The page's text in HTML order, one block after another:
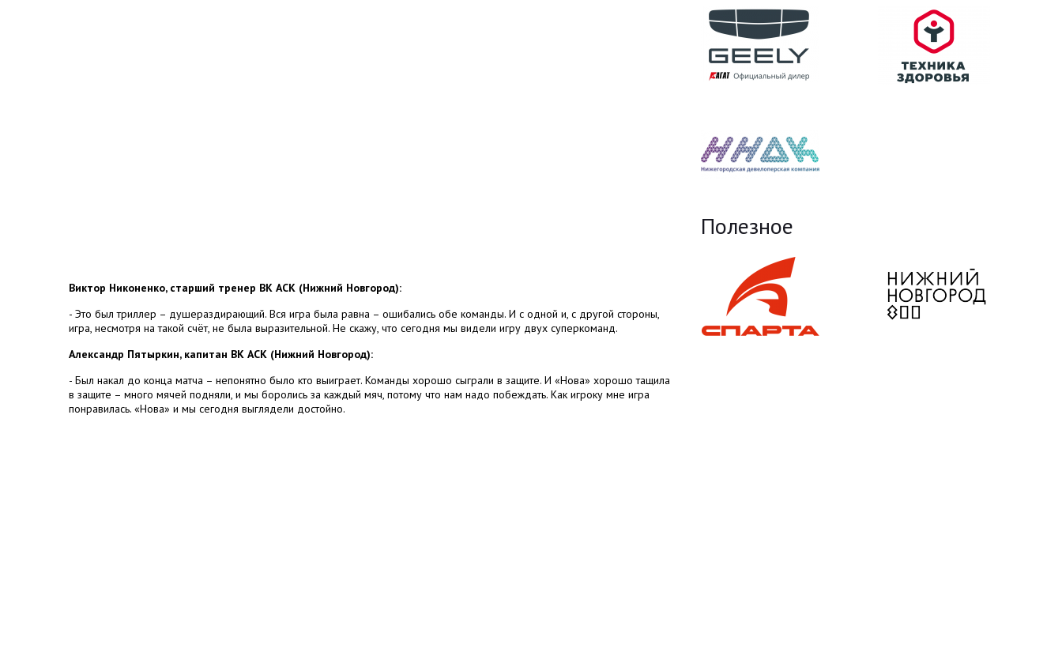
Виктор Никоненко, старший тренер ВК АСК (Нижний Новгород):
- Это был триллер – душераздирающий. Вся игра была равна – ошибались обе команды. И с одной и, с другой стороны,
игра, несмотря на такой счёт, не была выразительной. Не скажу, что сегодня мы видели игру двух суперкоманд.
Александр Пятыркин, капитан ВК АСК (Нижний Новгород):
- Был накал до конца матча – непонятно было кто выиграет. Команды хорошо сыграли в защите. И «Нова» хорошо тащила
в защите – много мячей подняли, и мы боролись за каждый мяч, потому что нам надо побеждать. Как игроку мне игра
понравилась. «Нова» и мы сегодня выглядели достойно.
Полезное